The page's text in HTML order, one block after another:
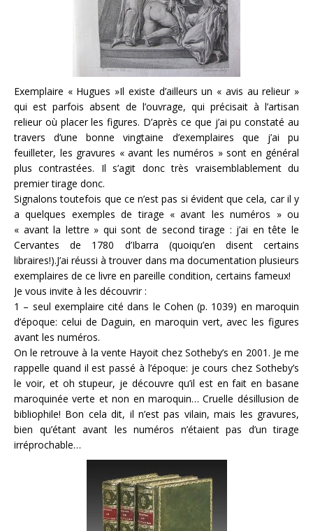
Exemplaire « Hugues »Il existe d’ailleurs un « avis au relieur »
qui est parfois absent de l’ouvrage, qui précisait à l’artisan
relieur où placer les figures. D’après ce que j’ai pu constaté au
travers d’une bonne vingtaine d’exemplaires que j’ai pu
feuilleter, les gravures « avant les numéros » sont en général
plus contrastées. Il s’agit donc très vraisemblablement du
premier tirage donc.
Signalons toutefois que ce n’est pas si évident que cela, car il y
a quelques exemples de tirage « avant les numéros » ou
« avant la lettre » qui sont de second tirage : j’ai en tête le
Cervantes de 1780 d’Ibarra (quoiqu’en disent certains
libraires!).J’ai réussi à trouver dans ma documentation plusieurs
exemplaires de ce livre en pareille condition, certains fameux!
Je vous invite à les découvrir :
1 – seul exemplaire cité dans le Cohen (p. 1039) en maroquin
d’époque: celui de Daguin, en maroquin vert, avec les figures
avant les numéros.
On le retrouve à la vente Hayoit chez Sotheby’s en 2001. Je me
rappelle quand il est passé à l’époque: je cours chez Sotheby’s
le voir, et oh stupeur, je découvre qu’il est en fait en basane
maroquinée verte et non en maroquin… Cruelle désillusion de
bibliophile! Bon cela dit, il n’est pas vilain, mais les gravures,
bien qu’étant avant les numéros n’étaient pas d’un tirage
irréprochable…